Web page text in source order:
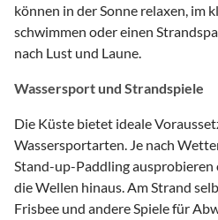
können in der Sonne relaxen, im
schwimmen oder einen
nach Lust und Laune.
Wassersport und Strandspiele
Die Küste bietet ideale
Wassersportarten. Je nach
Stand-up-Paddling
die Wellen hinaus. Am Strand
Frisbee und andere Spiele für